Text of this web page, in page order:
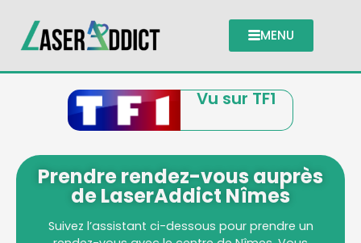
MENU
Vu sur TF1
Prendre rendez-vous auprès
de LaserAddict Nîmes
Suivez l’assistant ci-dessous pour prendre un